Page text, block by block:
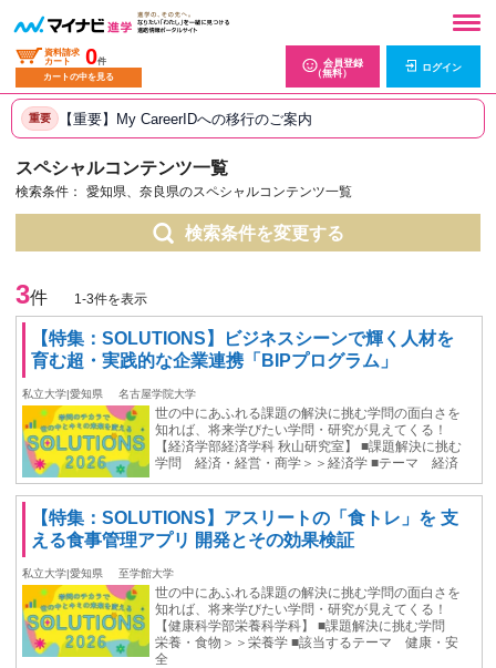
資料請求
カート
0件
カートの中を見る
会員登録
（無料）
ログイン
重要 【重要】My CareerIDへの移行のご案内
スペシャルコンテンツ一覧
検索条件： 愛知県、奈良県のスペシャルコンテンツ一覧
検索条件を変更する
3件 1-3件を表示
【特集：SOLUTIONS】ビジネスシーンで輝く人材を
育む超・実践的な企業連携「BIPプログラム」
私立大学|愛知県 名古屋学院大学
世の中にあふれる課題の解決に挑む学問の面白さを
知れば、将来学びたい学問・研究が見えてくる！
【経済学部経済学科 秋山研究室】 ■課題解決に挑む
学問 経済・経営・商学＞＞経済学 ■テーマ 経済
【特集：SOLUTIONS】アスリートの「食トレ」を 支
える食事管理アプリ 開発とその効果検証
私立大学|愛知県 至学館大学
世の中にあふれる課題の解決に挑む学問の面白さを
知れば、将来学びたい学問・研究が見えてくる！
【健康科学部栄養科学科】 ■課題解決に挑む学問
栄養・食物＞＞栄養学 ■該当するテーマ 健康・安
全